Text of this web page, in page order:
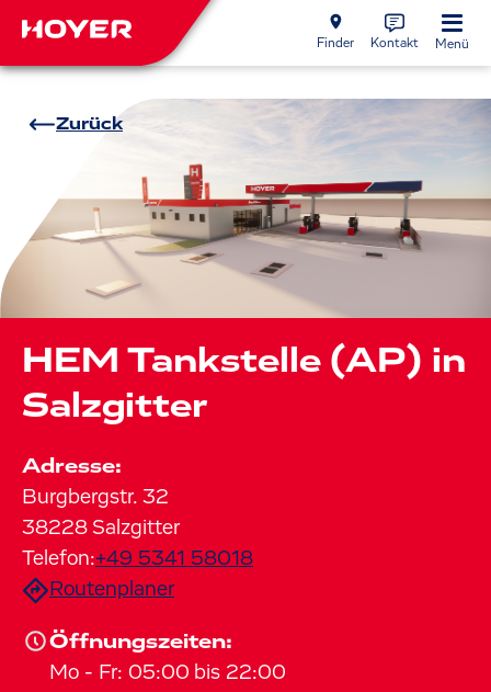
Finder Kontakt Menü
Zurück
HEM Tankstelle (AP) in
Salzgitter
Adresse:
Burgbergstr. 32
38228 Salzgitter
Telefon:+49 5341 58018
Routenplaner
Öffnungszeiten:
Mo - Fr: 05:00 bis 22:00